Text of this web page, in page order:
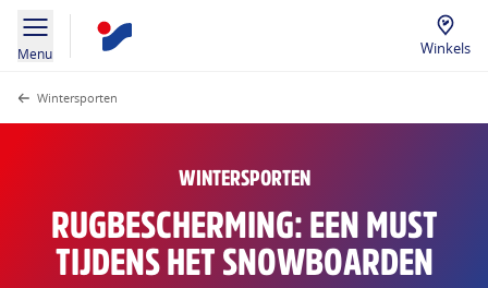
Menu Winkels
Wintersporten
WINTERSPORTEN
RUGBESCHERMING: EEN MUST
TIJDENS HET SNOWBOARDEN